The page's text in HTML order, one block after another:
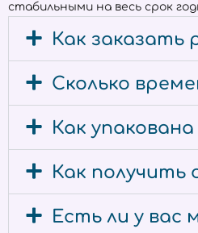
стабильными на весь срок
Как заказать
Сколько
Как
Как получить
Есть ли у вас